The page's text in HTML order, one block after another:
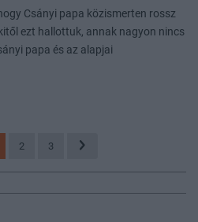
Csányi papa közismerten rossz
ezt hallottuk, annak nagyon nincs
papa és az alapjai
2 3